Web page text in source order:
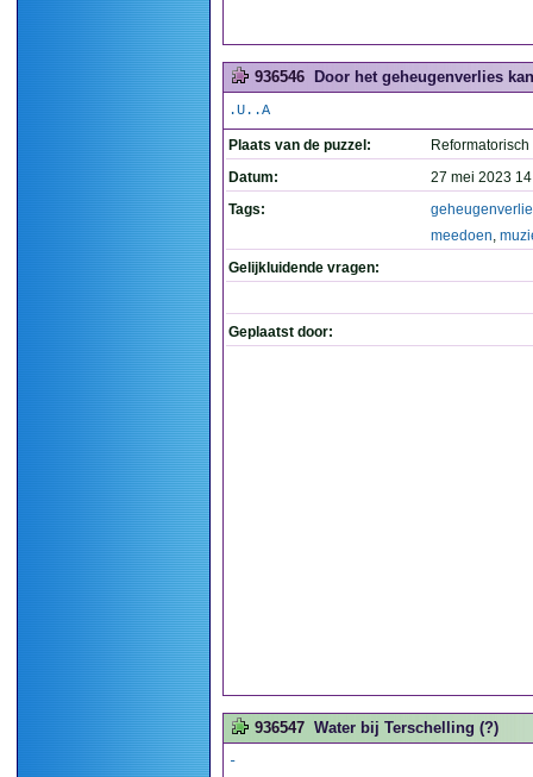
936546 Door het geheugenverlies
.U..A
Plaats van de puzzel:
Datum:
27 mei 2023
Tags:
meedoen,
Gelijkluidende vragen:
Geplaatst door:
936547 Water bij Terschelling (?)
-